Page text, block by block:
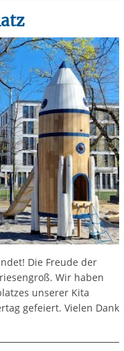
Die Freude der
Wir haben
unserer Kita
gefeiert. Vielen Dank